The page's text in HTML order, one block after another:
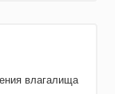
влагалища